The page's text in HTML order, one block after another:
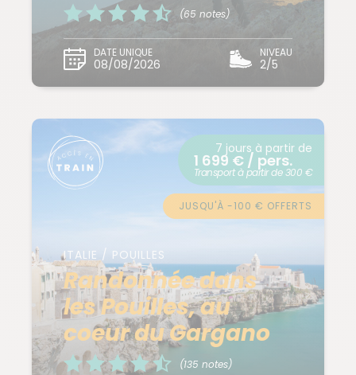
(65 notes)
DATE UNIQUE
08/08/2026
NIVEAU
2/5
ITALIE / POUILLES
Randonnée dans
les Pouilles, au
coeur du Gargano
(135 notes)
7 jours à partir de
1 699 € / pers.
Transport à partir de 300 €
JUSQU'À -100 € OFFERTS